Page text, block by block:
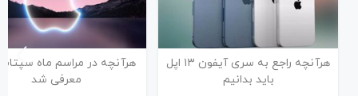
هرآنچه راجع به سری آیفون ۱۳ اپل
باید بدانیم
هرآنچه در مراسم ماه
معرفی شد